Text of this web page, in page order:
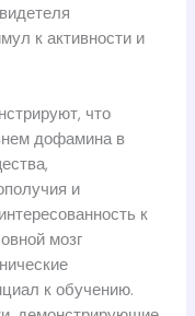
к активности и
что
дофамина в
и
к
мозг
к обучению.